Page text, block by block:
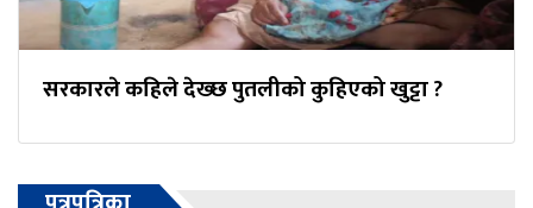
सरकारले कहिले देख्छ पुतलीको कुहिएको खुट्टा ?